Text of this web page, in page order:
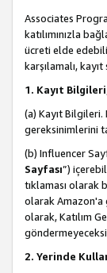
Associates
katılımınızla
ücreti elde
karşılamalı,
1. Kayıt
(a) Kayıt
gereksinimlerini
(b) Influencer
Sayfası”)
tıklaması olarak
olarak Amazon'a
olarak, Katılım
2. Yerinde